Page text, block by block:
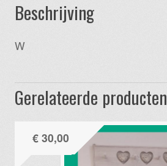
Beschrijving
W
Gerelateerde producten
€30,00